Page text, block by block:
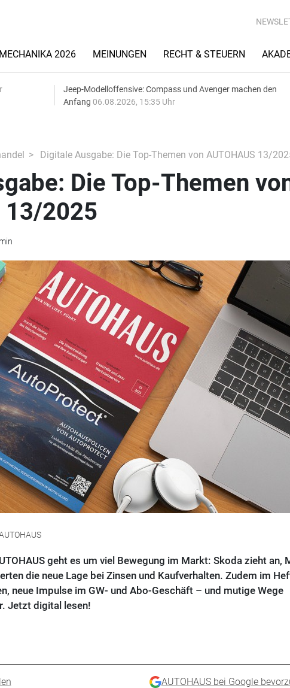
2026 MEINUNGEN RECHT & STEUERN
Jeep-Modelloffensive: Compass und Avenger machen den
Anfang 06.08.2026, 15:35 Uhr
Digitale Ausgabe: Die Top-Themen von AUTOHAUS 13/
Die Top-Themen
13/2025
geht es um viel Bewegung im Markt: Skoda zieht an,
die neue Lage bei Zinsen und Kaufverhalten. Zudem im
neue Impulse im GW- und Abo-Geschäft – und mutige Wege
Jetzt digital lesen!
AUTOHAUS bei Google